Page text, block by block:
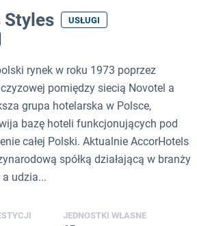
Styles
USŁUGI
rynek w roku 1973 poprzez
pomiędzy siecią Novotel a
grupa hotelarska w Polsce,
bazę hoteli funkcjonujących pod
całej Polski. Aktualnie AccorHotels
spółką działającą w branży
udzia...
JEDNOSTKI WŁASNE